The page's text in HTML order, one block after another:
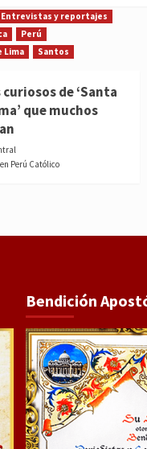
Entrevistas y reportajes
Perú
Lima
Santos
de ‘Santa
que muchos
Perú Católico
Bendición